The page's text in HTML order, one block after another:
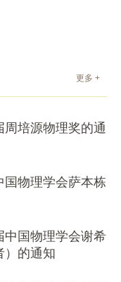
更多 +
培源物理奖的通
国物理学会萨本栋
中国物理学会谢希
）的通知